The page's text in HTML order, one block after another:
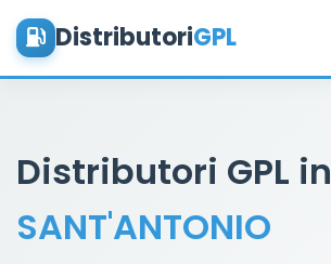
DistributoriGPL
Distributori GPL in
SANT'ANTONIO